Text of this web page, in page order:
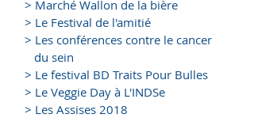
> Marché Wallon de la bière
> Le Festival de l'amitié
> Les conférences contre le cancer
du sein
> Le festival BD Traits Pour Bulles
> Le Veggie Day à L'INDSe
> Les Assises 2018